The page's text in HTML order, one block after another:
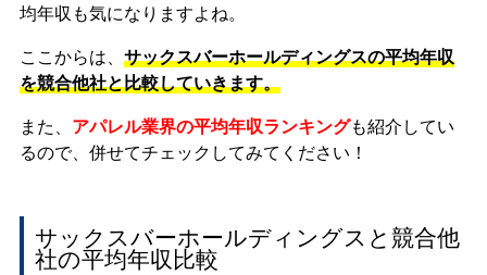
均年収も気になりますよね。
ここからは、 サックスバーホールディングスの平均年収
を競合他社と比較していきます。
また、 アパレル業界の平均年収ランキングも紹介してい
るので、併せてチェックしてみてください！
サックスバーホールディングスと競合他
社の平均年収比較